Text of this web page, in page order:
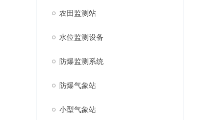
农田监测站
水位监测设备
防爆监测系统
防爆气象站
小型气象站